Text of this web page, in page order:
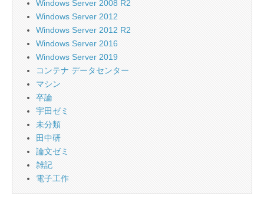
Windows Server 2008 R2
Windows Server 2012
Windows Server 2012 R2
Windows Server 2016
Windows Server 2019
コンテナ データセンター
マシン
卒論
宇田ゼミ
未分類
田中研
論文ゼミ
雑記
電子工作